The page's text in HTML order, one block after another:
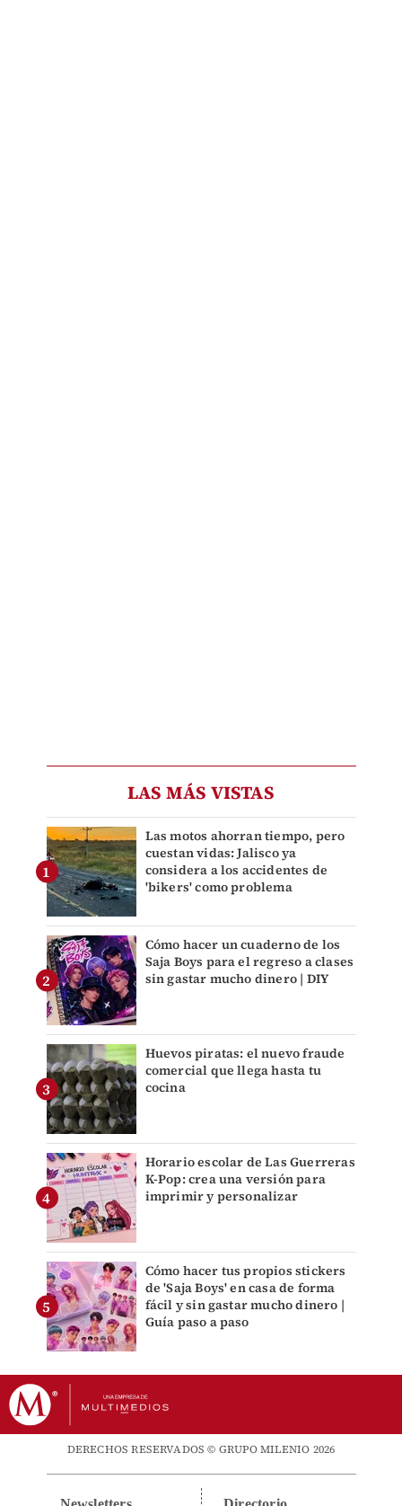
LAS MÁS VISTAS
Las motos ahorran tiempo, pero
cuestan vidas: Jalisco ya
considera a los accidentes de
'bikers' como problema
Cómo hacer un cuaderno de los
Saja Boys para el regreso a clases
sin gastar mucho dinero | DIY
Huevos piratas: el nuevo fraude
comercial que llega hasta tu
cocina
Horario escolar de Las Guerreras
K-Pop: crea una versión para
imprimir y personalizar
Cómo hacer tus propios stickers
de 'Saja Boys' en casa de forma
fácil y sin gastar mucho dinero |
Guía paso a paso
DERECHOS RESERVADOS © GRUPO MILENIO 2026